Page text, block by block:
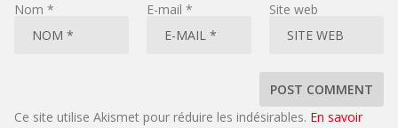
Nom * E-mail * Site web
Ce site utilise Akismet pour réduire les indésirables. En savoir